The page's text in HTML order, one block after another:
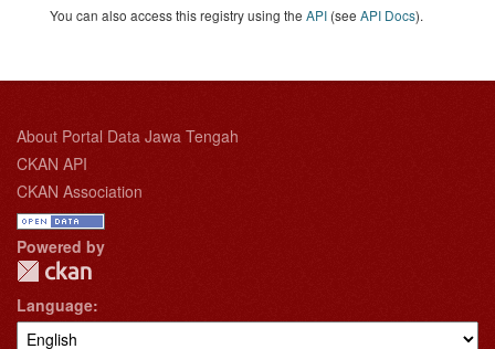
You can also access this registry using the API (see API Docs).
About Portal Data Jawa Tengah
CKAN API
CKAN Association
Powered by
Language